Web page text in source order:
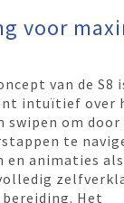
voor
van de S8
intuïtief over
swipen om door
te
en animaties als
Het